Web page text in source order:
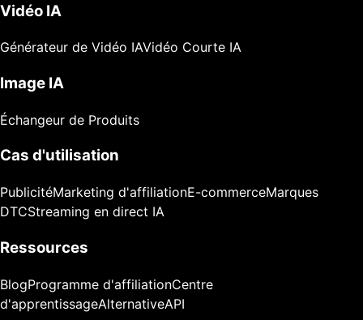
Vidéo IA
Générateur de Vidéo IAVidéo Courte IA
Image IA
Échangeur de Produits
Cas d'utilisation
PublicitéMarketing d'affiliationE-commerceMarques
DTCStreaming en direct IA
Ressources
BlogProgramme d'affiliationCentre
d'apprentissageAlternativeAPI